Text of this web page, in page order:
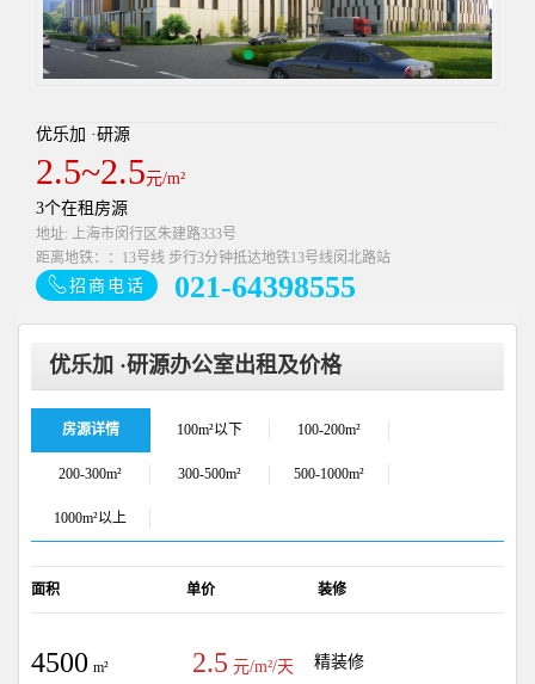
优乐加 ·研源
2.5~2.5元/m²
3个在租房源
地址: 上海市闵行区朱建路333号
距离地铁：：13号线 步行3分钟抵达地铁13号线闵北路站
招商电话 021-64398555
优乐加 ·研源办公室出租及价格
房源详情 100m²以下 100-200m²
200-300m² 300-500m² 500-1000m²
1000m²以上
面积 单价 装修
4500 m² 2.5 元/m²/天 精装修